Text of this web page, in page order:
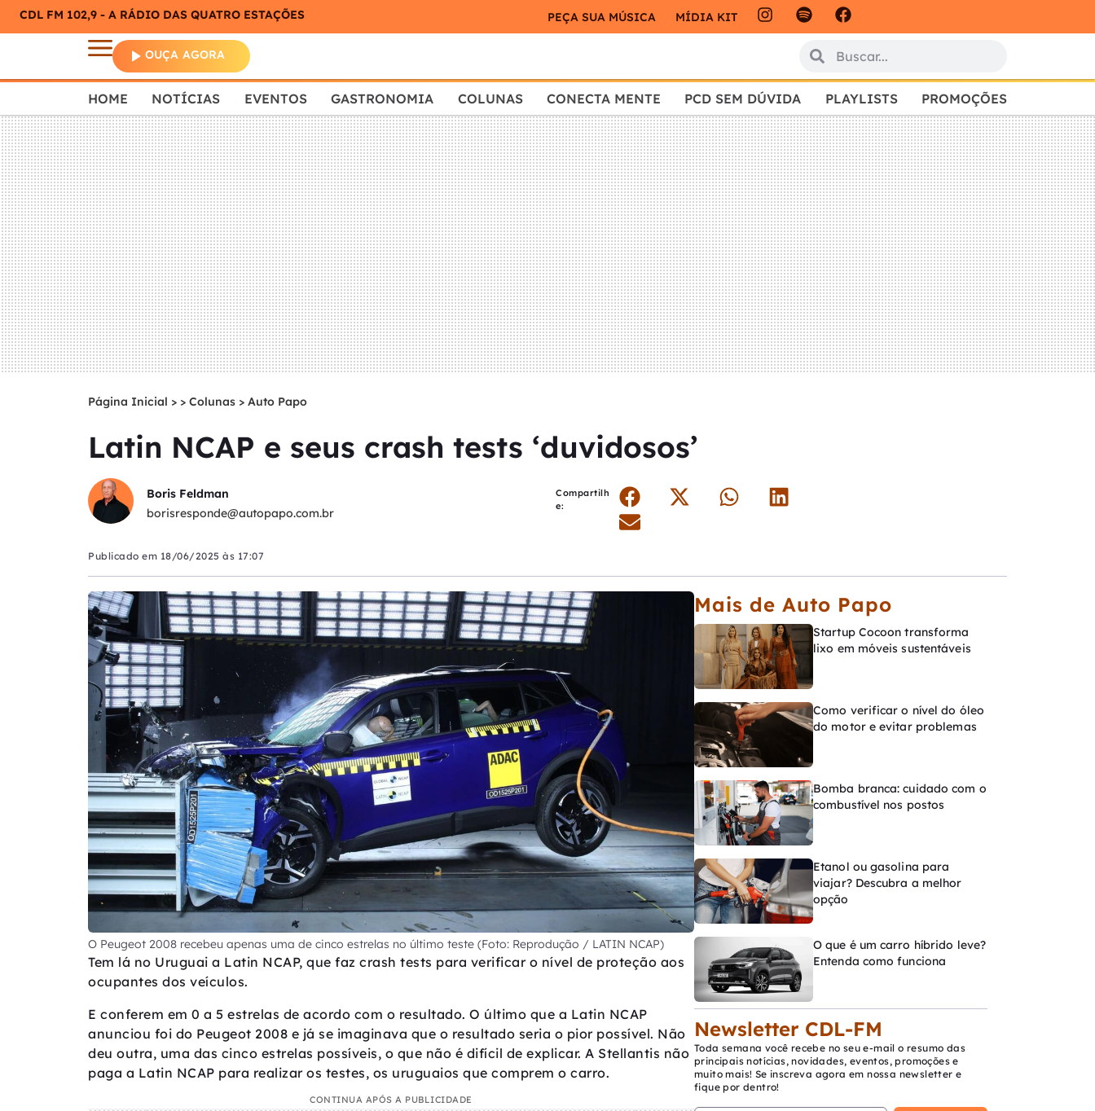
CDL FM 102,9 - A RÁDIO DAS QUATRO ESTAÇÕES PEÇA SUA MÚSICA MÍDIA KIT
OUÇA AGORA
HOME NOTÍCIAS EVENTOS GASTRONOMIA COLUNAS CONECTA MENTE PCD SEM DÚVIDA PLAYLISTS PROMOÇÕES
Página Inicial > Colunas > Auto Papo
Latin NCAP e seus crash tests ‘duvidosos’
Boris Feldman
borisresponde@autopapo.com.br
Compartilh
e:
Publicado em 18/06/2025 às 17:07
O Peugeot 2008 recebeu apenas uma de cinco estrelas no último teste (Foto: Reprodução / LATIN NCAP)
Tem lá no Uruguai a Latin NCAP, que faz crash tests para verificar o nível de proteção aos
ocupantes dos veículos.
E conferem em 0 a 5 estrelas de acordo com o resultado. O último que a Latin NCAP
anunciou foi do Peugeot 2008 e já se imaginava que o resultado seria o pior possível. Não
deu outra, uma das cinco estrelas possíveis, o que não é difícil de explicar. A Stellantis não
paga a Latin NCAP para realizar os testes, os uruguaios que comprem o carro.
CONTINUA APÓS A PUBLICIDADE
Mais de Auto Papo
Startup Cocoon transforma
lixo em móveis sustentáveis
Como verificar o nível do óleo
do motor e evitar problemas
Bomba branca: cuidado com o
combustível nos postos
Etanol ou gasolina para
viajar? Descubra a melhor
opção
O que é um carro híbrido leve?
Entenda como funciona
Newsletter CDL-FM
Toda semana você recebe no seu e-mail o resumo das
principais notícias, novidades, eventos, promoções e
muito mais! Se inscreva agora em nossa newsletter e
fique por dentro!